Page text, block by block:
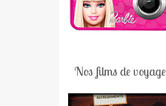
Nos films de voyage